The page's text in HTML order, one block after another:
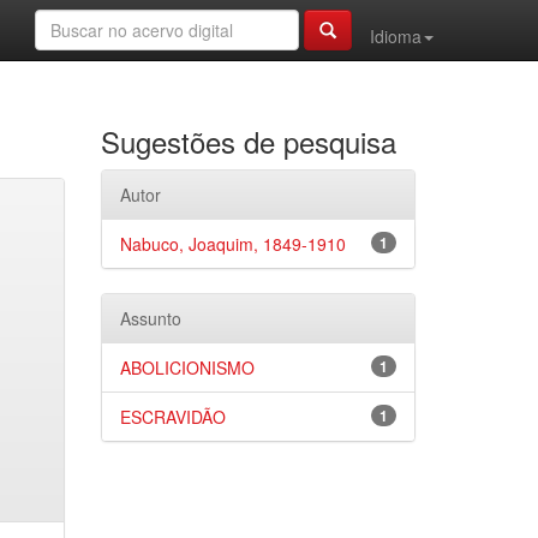
Idioma
Sugestões de pesquisa
Autor
1
Nabuco, Joaquim, 1849-1910
Assunto
1
ABOLICIONISMO
1
ESCRAVIDÃO